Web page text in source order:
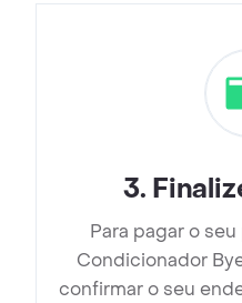
3.
Para pagar o
Condicionador
confirmar o seu